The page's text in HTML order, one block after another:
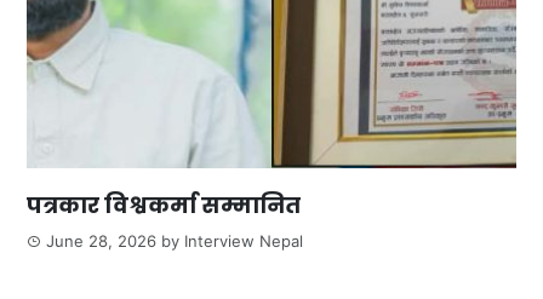
पत्रकार विश्वकर्मा सम्मानित
June 28, 2026 by Interview Nepal